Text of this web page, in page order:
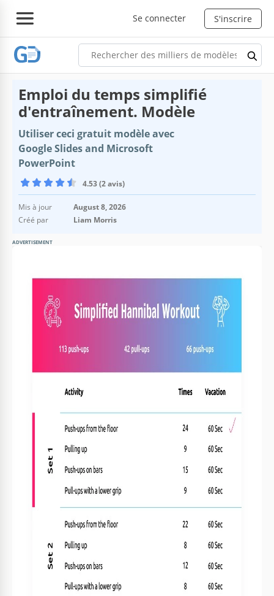
Se connecter S'inscrire
Emploi du temps simplifié
d'entraînement. Modèle
Utiliser ceci gratuit modèle avec
Google Slides and Microsoft
PowerPoint
4.53 (2 avis)
Mis à jour
August 8, 2026
Créé par
Liam Morris
ADVERTISEMENT